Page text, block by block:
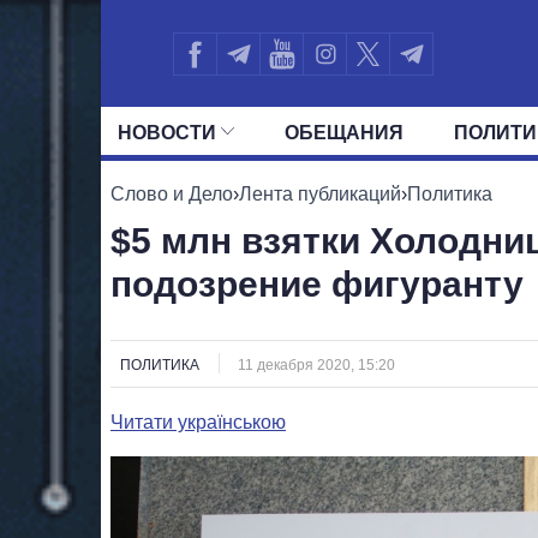
НОВОСТИ ОБЕЩАНИЯ
ВСЕ ПОЛИТИКИ ПРЕЗИДЕНТ И
Слово и Дело›Лента публикаций›Политика
$5 млн взятки
подозрение фигуранту
ПОЛИТИКА 11 декабря 2020, 15:20
Читати українською